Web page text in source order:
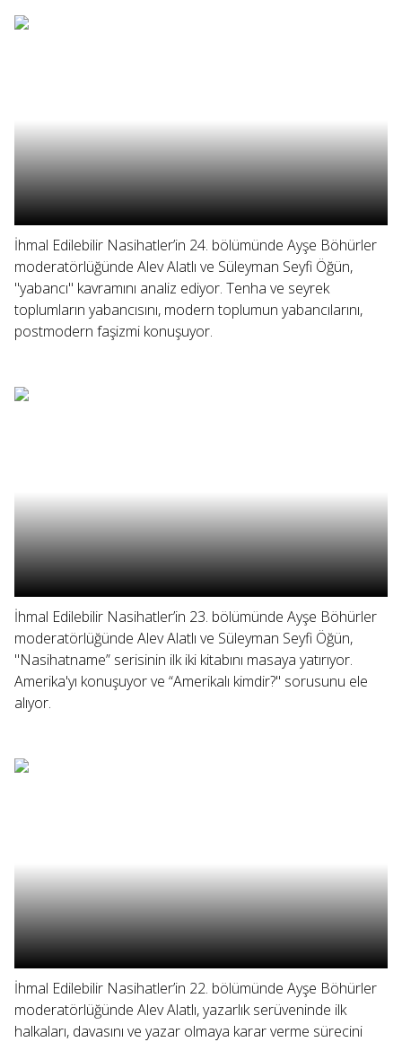
İhmal Edilebilir Nasihatler’in 24. bölümünde Ayşe Böhürler
moderatörlüğünde Alev Alatlı ve Süleyman Seyfi Öğün,
"yabancı" kavramını analiz ediyor. Tenha ve seyrek
toplumların yabancısını, modern toplumun yabancılarını,
postmodern faşizmi konuşuyor.
İhmal Edilebilir Nasihatler’in 23. bölümünde Ayşe Böhürler
moderatörlüğünde Alev Alatlı ve Süleyman Seyfi Öğün,
"Nasihatname” serisinin ilk iki kitabını masaya yatırıyor.
Amerika'yı konuşuyor ve “Amerikalı kimdir?" sorusunu ele
alıyor.
İhmal Edilebilir Nasihatler’in 22. bölümünde Ayşe Böhürler
moderatörlüğünde Alev Alatlı, yazarlık serüveninde ilk
halkaları, davasını ve yazar olmaya karar verme sürecini